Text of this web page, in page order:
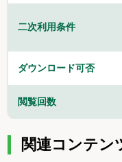
二次利用条件
ダウンロード可否
閲覧回数
関連コンテン